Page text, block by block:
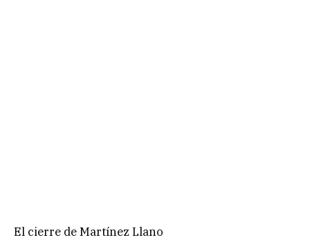
El cierre de Martínez Llano